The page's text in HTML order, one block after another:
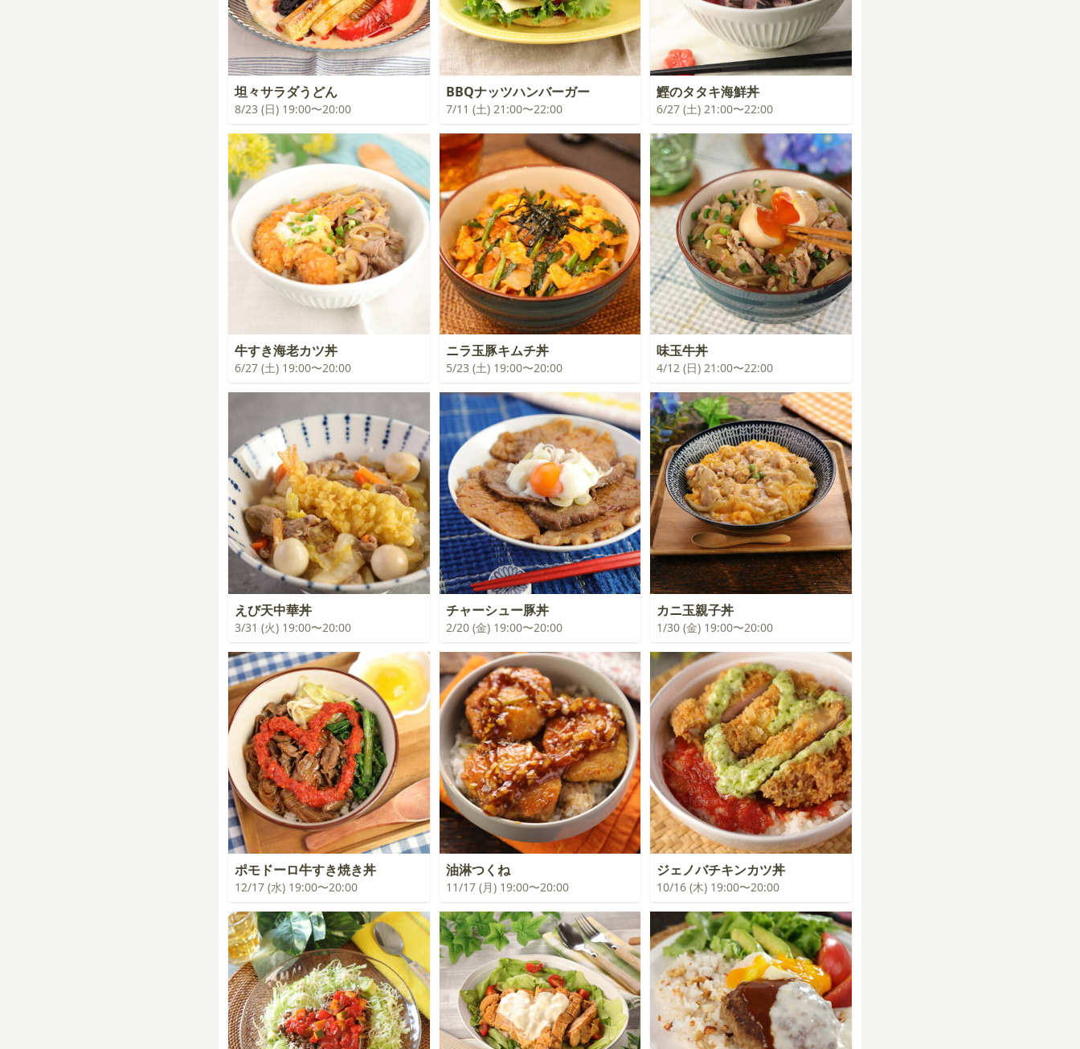
坦々サラダうどん
8/23 (日) 19:00〜20:00
BBQナッツハンバーガー
7/11 (土) 21:00〜22:00
鰹のタタキ海鮮丼
6/27 (土) 21:00〜22:00
牛すき海老カツ丼
6/27 (土) 19:00〜20:00
ニラ玉豚キムチ丼
5/23 (土) 19:00〜20:00
味玉牛丼
4/12 (日) 21:00〜22:00
えび天中華丼
3/31 (火) 19:00〜20:00
チャーシュー豚丼
2/20 (金) 19:00〜20:00
カニ玉親子丼
1/30 (金) 19:00〜20:00
ポモドーロ牛すき焼き丼
12/17 (水) 19:00〜20:00
油淋つくね
11/17 (月) 19:00〜20:00
ジェノバチキンカツ丼
10/16 (木) 19:00〜20:00